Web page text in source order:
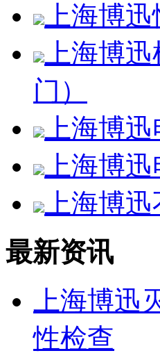
上海博
上海博
门）
上海博
上海博
上海博
最新资讯
上海博
性检查